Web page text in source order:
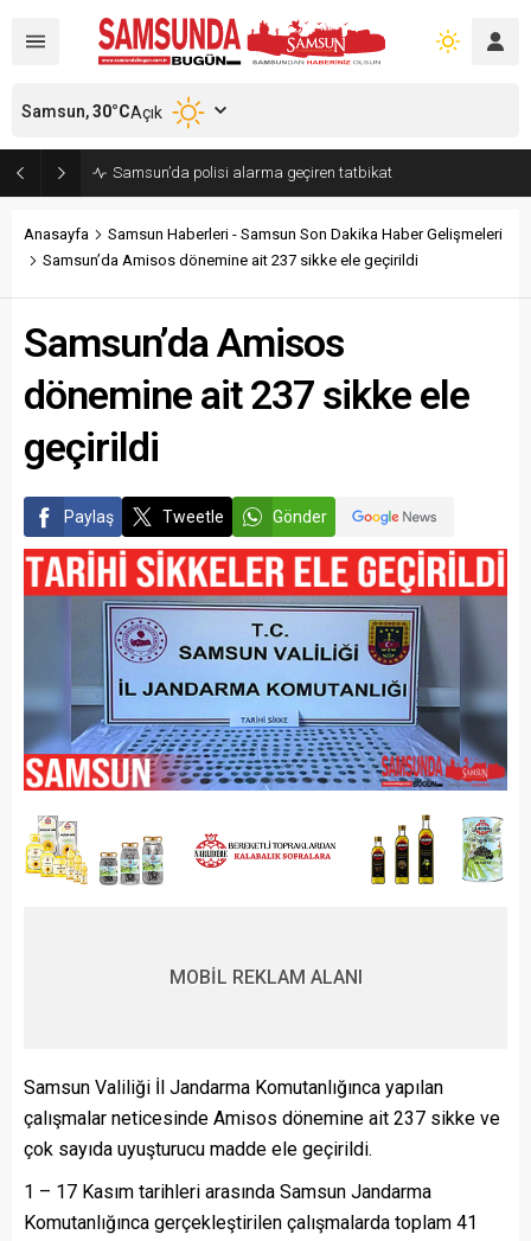
Samsun’da polisi alarma geçiren tatbikat
Samsun,30°CAçık
Anasayfa
Samsun Haberleri - Samsun Son Dakika Haber Gelişmeleri
Samsun’da Amisos dönemine ait 237 sikke ele geçirildi
Samsun’da Amisos
dönemine ait 237 sikke ele
geçirildi
Paylaş Tweetle Gönder
MOBİL REKLAM ALANI
Samsun Valiliği İl Jandarma Komutanlığınca yapılan
çalışmalar neticesinde Amisos dönemine ait 237 sikke ve
çok sayıda uyuşturucu madde ele geçirildi.
1 – 17 Kasım tarihleri arasında Samsun Jandarma
Komutanlığınca gerçekleştirilen çalışmalarda toplam 41